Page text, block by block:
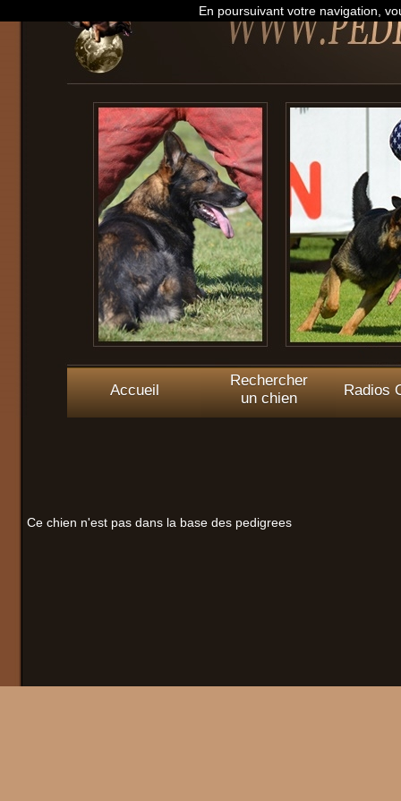
Accueil
Rechercher
un chien
Radios
Ce chien n'est pas dans la base des pedigrees
En poursuivant votre navigation,